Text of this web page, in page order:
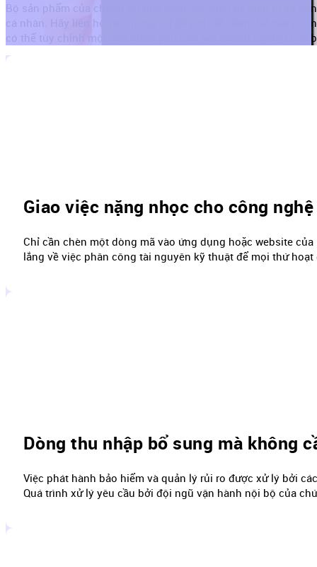
Bộ sản phẩm của chúng tôi bao gồm các thiết bị, điện tử và
cá nhân. Hãy liên hệ với chúng tôi để tìm hiểu làm thế nào
có thể tùy chỉnh một giải pháp phù hợp với doanh nghiệp của
Giao việc nặng nhọc cho công
Chỉ cần chèn một dòng mã vào ứng dụng hoặc website
lắng về việc phân công tài nguyên kỹ thuật để mọi thứ hoạt
Dòng thu nhập bổ sung mà không
Việc phát hành bảo hiểm và quản lý rủi ro được xử lý bởi
Quá trình xử lý yêu cầu bởi đội ngũ vận hành nội bộ của